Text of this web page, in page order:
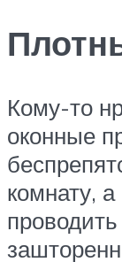
Кому-то
оконные
комнату,